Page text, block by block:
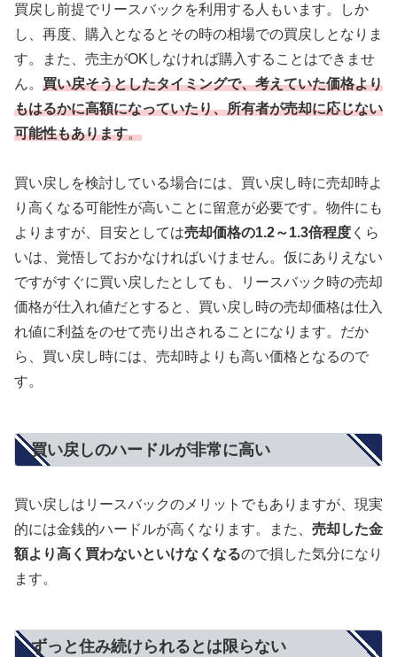
買戻し前提でリースバックを利用する人もいます。しか
し、再度、購入となるとその時の相場での買戻しとなりま
す。また、売主がOKしなければ購入することはできませ
ん。 買い戻そうとしたタイミングで、考えていた価格より
もはるかに高額になっていたり、所有者が売却に応じない
可能性もあります。
買い戻しを検討している場合には、買い戻し時に売却時よ
り高くなる可能性が高いことに留意が必要です。物件にも
よりますが、目安としては売却価格の1.2～1.3倍程度 くら
いは、覚悟しておかなければいけません。仮にありえない
ですがすぐに買い戻したとしても、リースバック時の売却
価格が仕入れ値だとすると、買い戻し時の売却価格は仕入
れ値に利益をのせて売り出されることになります。だか
ら、買い戻し時には、売却時よりも高い価格となるので
す。
買い戻しのハードルが非常に高い
買い戻しはリースバックのメリットでもありますが、現実
的には金銭的ハードルが高くなります。また、 売却した金
額より高く買わないといけなくなるので損した気分になり
ます。
ずっと住み続けられるとは限らない